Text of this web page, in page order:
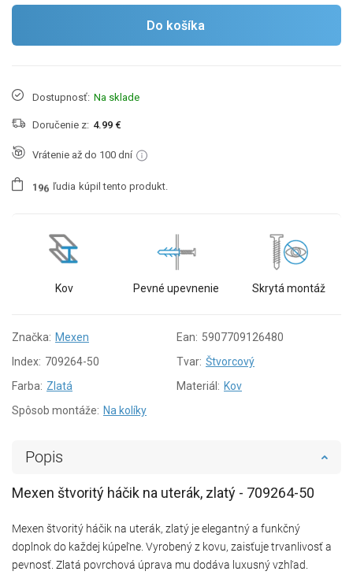
Do košíka
Dostupnosť: Na sklade
Doručenie z: 4.99 €
Vrátenie až do 100 dní
1 96 ľudia kúpil tento produkt.
Kov Pevné upevnenie Skrytá montáž
Značka: Mexen Ean: 5907709126480
Index: 709264-50 Tvar: Štvorcový
Farba: Zlatá Materiál: Kov
Spôsob montáže: Na kolíky
Popis
Mexen štvoritý háčik na uterák, zlatý - 709264-50
Mexen štvoritý háčik na uterák, zlatý je elegantný a funkčný
doplnok do každej kúpeľne. Vyrobený z kovu, zaisťuje trvanlivosť a
pevnosť. Zlatá povrchová úprava mu dodáva luxusný vzhľad.